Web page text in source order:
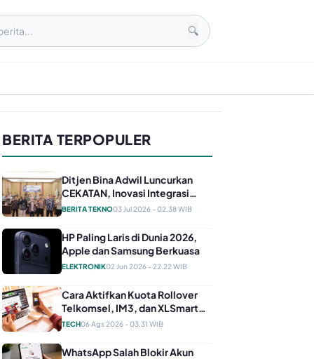
🔍
BERITA TERPOPULER
Ditjen Bina Adwil Luncurkan
CEKATAN, Inovasi Integrasi
Layanan Kearsipan untuk
BERITA TEKNO03 Jul 2026 - 02.38 WIB
HP Paling Laris di Dunia 2026,
Apple dan Samsung Berkuasa
ELEKTRONIK02 Jun 2026 - 22.22 WIB
Cara Aktifkan Kuota Rollover
Telkomsel, IM3, dan XLSmart
agar Sisa Internet Tak Hangus
TECH06 Ags 2026 - 03.31 WIB
WhatsApp Salah Blokir Akun